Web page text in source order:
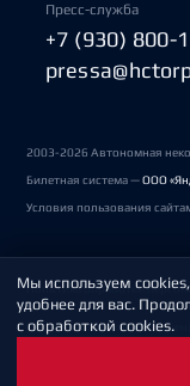
Пресс-служба
+7 (930) 800-
2003-2026 Автономная
Билетная система —ООО
Условия пользования
Политика обработки
Пользовательское
Мы используем
удобнее для вас.
с обработкой cookies.